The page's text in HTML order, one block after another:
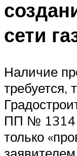
сети
Наличие
требуется,
ПП № 1314
только